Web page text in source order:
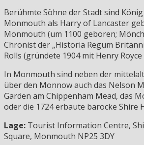
Berühmte Söhne der Stadt sind
Monmouth als Harry of Lancaster
Monmouth (um 1100 geboren;
Chronist der „Historia Regum
Rolls (gründete 1904 mit Henry Royce
In Monmouth sind neben der
über den Monnow auch das Nelson
Garden am Chippenham Mead, das
oder die 1724 erbaute barocke Shire
Lage: Tourist Information Centre,
Square, Monmouth NP25 3DY